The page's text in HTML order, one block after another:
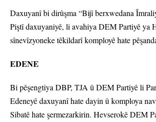
Daxuyanî bi dirûşma “Bijî berxwedana
Piştî daxuyaniyê, li avahiya DEM Partiyê ya
sînevîzyoneke têkildarî komployê hate
EDENE
Bi pêşengtiya DBP, TJA û DEM Partiyê li
Edeneyê daxuyanî hate dayin û komploya
Sibatê hate şermezarkirin. Hevserokê DEM